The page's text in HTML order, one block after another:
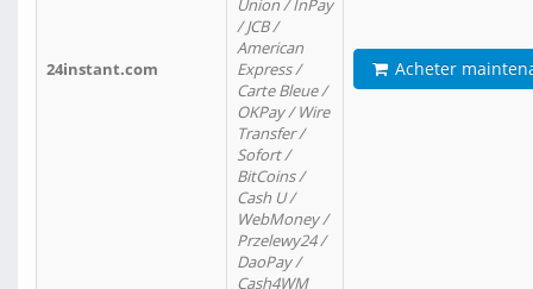
24instant.com
Union / InPay
/ JCB /
American
Express /
Carte Bleue /
OKPay / Wire
Transfer /
Sofort /
BitCoins /
Cash U /
WebMoney /
Przelewy24 /
DaoPay /
Cash4WM
Acheter